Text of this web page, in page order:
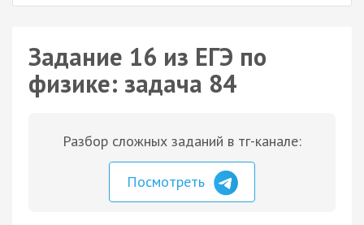
Задание 16 из ЕГЭ по
физике: задача 84
Разбор сложных заданий в тг-канале:
Посмотреть